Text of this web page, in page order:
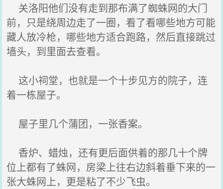
关洛阳他们没有走到那布满了蜘蛛网的大门
前，只是绕周边走了一圈，看了看哪些地方可能
藏人放冷枪，哪些地方适合跑路，然后直接跳过
墙头，到里面去查看。
这小祠堂，也就是一个十步见方的院子，连
着一栋屋子。
屋子里几个蒲团，一张香案。
香炉、蜡烛，还有更后面供着的那几十个牌
位上都有了蛛网，房梁上往右边斜着垂下来的一
张大蛛网上，更是粘了不少飞虫。